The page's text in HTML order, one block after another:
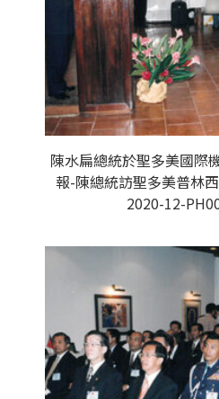
陳水扁總統於聖多美國際
報-陳總統訪聖多美普林
2020-12-